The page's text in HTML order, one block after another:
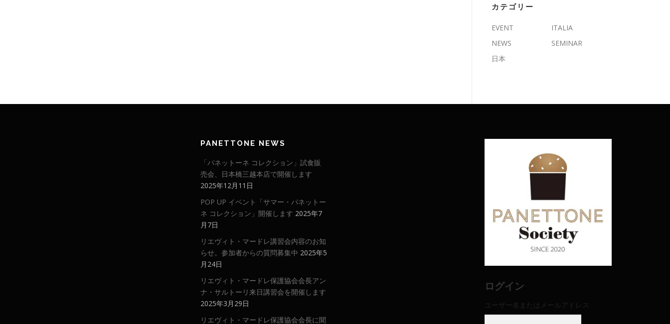
カテゴリー
EVENT
ITALIA
NEWS
SEMINAR
日本
PANETTONE NEWS
「パネットーネ コレクション」試食販
売会、日本橋三越本店で開催します
2025年12月11日
POP UP イベント「サマー・パネットー
ネ コレクション」開催します 2025年7
月7日
リエヴィト・マードレ講習会内容のお知
らせ。参加者からの質問募集中 2025年5
月24日
リエヴィト・マードレ保護協会会長アン
ナ・サルトーリ来日講習会を開催します
2025年3月29日
リエヴィト・マードレ保護協会会長に聞
ログイン
ユーザー名またはメールアドレス